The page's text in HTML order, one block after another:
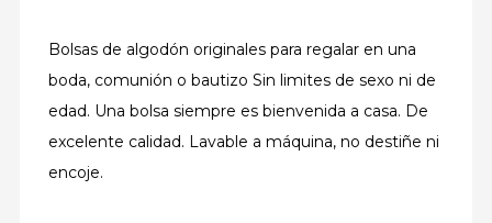
Bolsas de algodón originales para regalar en una
boda, comunión o bautizo Sin limites de sexo ni de
edad. Una bolsa siempre es bienvenida a casa. De
excelente calidad. Lavable a máquina, no destiñe ni
encoje.